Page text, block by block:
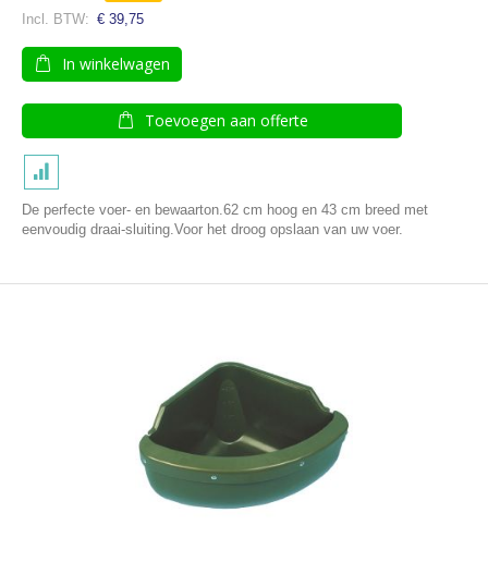
€ 39,75
In winkelwagen
Toevoegen aan offerte
De perfecte voer- en bewaarton.62 cm hoog en 43 cm breed met
eenvoudig draai-sluiting.Voor het droog opslaan van uw voer.